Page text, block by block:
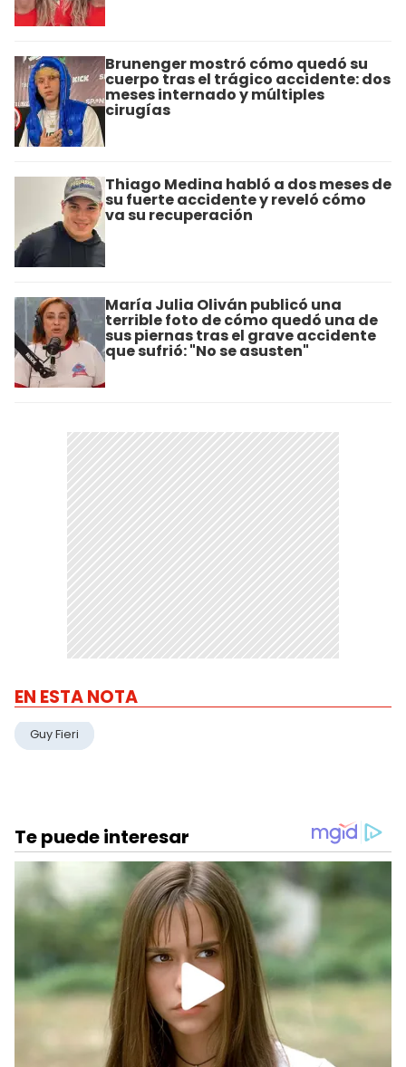
Brunenger mostró cómo quedó su
cuerpo tras el trágico accidente: dos
meses internado y múltiples
cirugías
Thiago Medina habló a dos meses de
su fuerte accidente y reveló cómo
va su recuperación
María Julia Oliván publicó una
terrible foto de cómo quedó una de
sus piernas tras el grave accidente
que sufrió: "No se asusten"
EN ESTA NOTA
Guy Fieri